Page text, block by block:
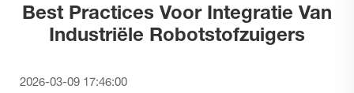
Best Practices Voor Integratie Van
Industriële Robotstofzuigers
2026-03-09 17:46:00